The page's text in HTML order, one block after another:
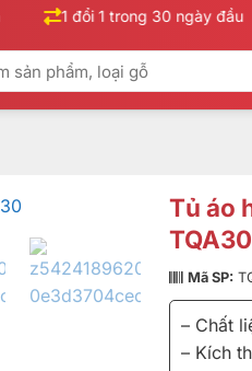
1 đổi 1 trong 30 ngày đầu
Tủ áo
TQA30
Mã SP:
– Chất
– Kích